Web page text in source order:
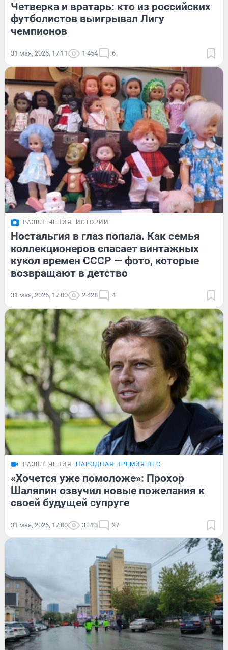
Четверка и вратарь: кто из российских
футболистов выигрывал Лигу
чемпионов
31 мая, 2026, 17:11 1 454 6
РАЗВЛЕЧЕНИЯ ИСТОРИИ
Ностальгия в глаз попала. Как семья
коллекционеров спасает винтажных
кукол времен СССР — фото, которые
возвращают в детство
31 мая, 2026, 17:00 2 428 4
РАЗВЛЕЧЕНИЯ НАРОДНАЯ ПРЕМИЯ НГС
«Хочется уже помоложе»: Прохор
Шаляпин озвучил новые пожелания к
своей будущей супруге
31 мая, 2026, 17:00 3 310 27